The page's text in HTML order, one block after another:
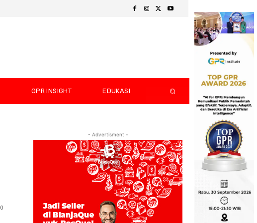
GPR INSIGHT EDUKASI
0
- Advertisment -